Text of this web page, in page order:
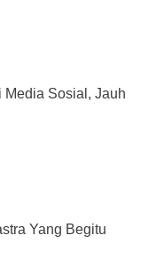
Media Sosial, Jauh
Yang Begitu